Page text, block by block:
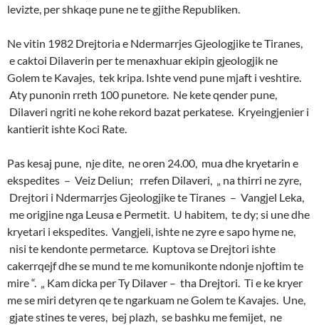
levizte, per shkaqe pune ne te gjithe Republiken.
Ne vitin 1982 Drejtoria e Ndermarrjes Gjeologjike te Tiranes,
e caktoi Dilaverin per te menaxhuar ekipin gjeologjik ne
Golem te Kavajes, tek kripa. Ishte vend pune mjaft i veshtire.
Aty punonin rreth 100 punetore. Ne kete qender pune,
Dilaveri ngriti ne kohe rekord bazat perkatese. Kryeingjenier i
kantierit ishte Koci Rate.
Pas kesaj pune, nje dite, ne oren 24.00, mua dhe kryetarin e
ekspedites – Veiz Deliun; rrefen Dilaveri, „ na thirri ne zyre,
Drejtori i Ndermarrjes Gjeologjike te Tiranes – Vangjel Leka,
me origjine nga Leusa e Permetit. U habitem, te dy; si une dhe
kryetari i ekspedites. Vangjeli, ishte ne zyre e sapo hyme ne,
nisi te kendonte permetarce. Kuptova se Drejtori ishte
cakerrqejf dhe se mund te me komunikonte ndonje njoftim te
mire “. „ Kam dicka per Ty Dilaver – tha Drejtori. Ti e ke kryer
me se miri detyren qe te ngarkuam ne Golem te Kavajes. Une,
gjate stines te veres, bej plazh, se bashku me femijet, ne